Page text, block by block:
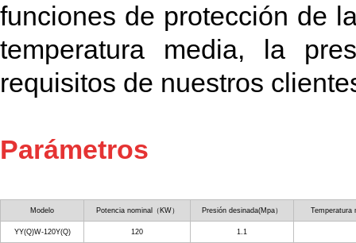
funciones de protección de
temperatura media, la
requisitos de nuestros
Parámetros
Modelo Potencia nominal（KW） Presión desinada(Mpa） Temperatura
YY(Q)W-120Y(Q) 120 1.1